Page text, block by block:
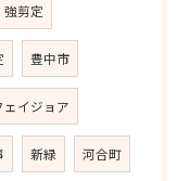
強剪定
豊中市
ェイジョア
新緑 河合町